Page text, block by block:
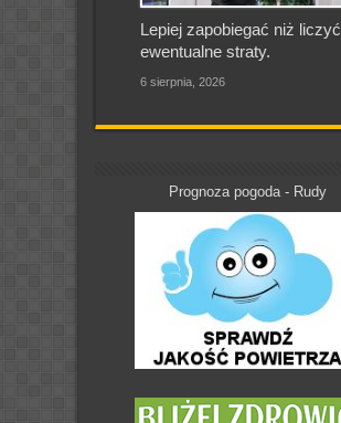
Lepiej zapobiegać niż liczyć
ewentualne straty.
6 sierpnia, 2026
Prognoza pogoda - Rudy